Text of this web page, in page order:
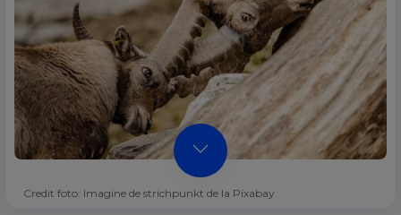
Credit foto: Imagine de strichpunkt de la Pixabay